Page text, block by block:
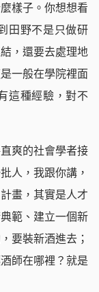
樣子。你想想看
田野不是只做研
，還要去處理地
一般在學院裡面
這種經驗，對不
爽的社會學者接
人，我跟你講，
畫，其實是人才
範、建立一個新
要裝新酒進去；
師在哪裡？就是